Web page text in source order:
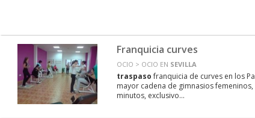
Franquicia curves
OCIO > OCIO EN SEVILLA
traspasofranquicia de curves en los
mayor cadena de gimnasios
minutos, exclusivo...